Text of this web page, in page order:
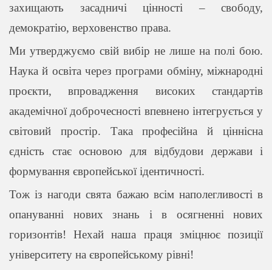
захищають засадничі цінності – свободу,
демократію, верховенство права.
Ми утверджуємо свій вибір не лише на полі бою.
Наука й освіта через програми обміну, міжнародні
проєкти, впровадження високих стандартів
академічної доброчесності впевнено інтегрується у
світовий простір. Така професійна й ціннісна
єдність стає основою для відбудови держави і
формування європейської ідентичності.
Тож із нагоди свята бажаю всім наполегливості в
опануванні нових знань і в осягненні нових
горизонтів! Нехай наша праця зміцнює позиції
університету на європейському рівні!